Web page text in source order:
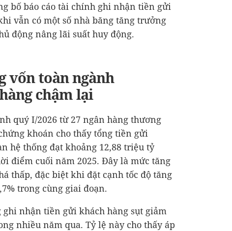
bố báo cáo tài chính ghi nhận tiền gửi
vẫn có một số nhà băng tăng trưởng
động nâng lãi suất huy động.
vốn toàn ngành
chậm lại
quý I/2026 từ 27 ngân hàng thương
khoán cho thấy tổng tiền gửi
hệ thống đạt khoảng 12,88 triệu tỷ
điểm cuối năm 2025. Đây là mức tăng
thấp, đặc biệt khi đặt cạnh tốc độ tăng
trong cùng giai đoạn.
ghi nhận tiền gửi khách hàng sụt giảm
nhiều năm qua. Tỷ lệ này cho thấy áp